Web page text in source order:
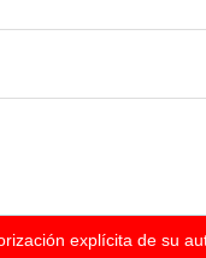
explícita de su